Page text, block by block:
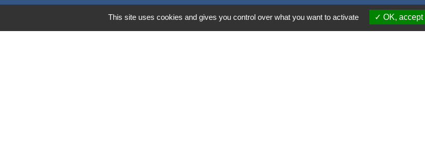
81150 Marssac-sur-Tarn - FRANCE
+33 5 63 55 40 47
accueil@marssac-sur-tarn.fr
This site uses cookies and gives you control over what you want to activate OK, accept